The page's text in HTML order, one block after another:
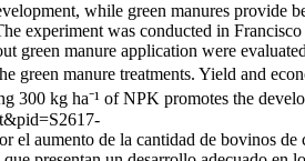
while green manures provide
experiment was conducted in
green manure application were
green manure treatments. Yield and
300 kg ha⁻¹ of NPK promotes the
el aumento de la cantidad de bovinos de